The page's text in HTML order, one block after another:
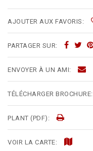
AJOUTER AUX FAVORIS:
PARTAGER SUR:
ENVOYER À UN AMI:
TÉLÉCHARGER BROCHURE:
PLANT (PDF):
VOIR LA CARTE: